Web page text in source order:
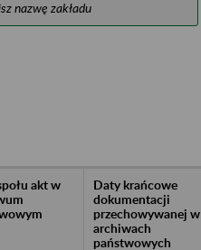
akt w
Daty krańcowe
dokumentacji
przechowywanej w
archiwach
państwowych